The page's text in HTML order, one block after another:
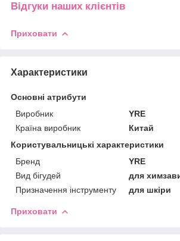
Відгуки наших клієнтів
Приховати
Характеристики
Основні атрибути
Виробник
YRE
Країна виробник
Китай
Користувальницькі характеристики
Бренд
YRE
Вид бігудей
для
Призначення інструменту
для шкіри
Приховати